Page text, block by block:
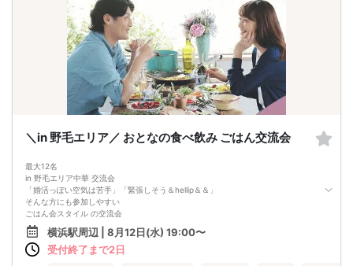
＼in 野毛エリア／ おとなの食べ飲み ごはん交流会
最大12名
in 野毛エリア中華 交流会
「婚活っぽい空気は苦手」「緊張しそう＆hellip＆＆」
そんな方にも参加しやすい
ごはん会スタイル の交流会
◎【飲み放題＆中華料理を楽しむ】
お酒と料理を楽しみながらの交流なので、
初対面でも距離が縮まりやすいのがポイント。
横浜駅周辺 | 8月12日(水) 19:00〜
受付終了まで2日